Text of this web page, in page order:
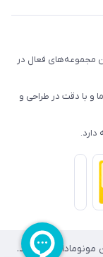
مجموعه‌های فعال در
و با دقت در طراحی و
می باشد.